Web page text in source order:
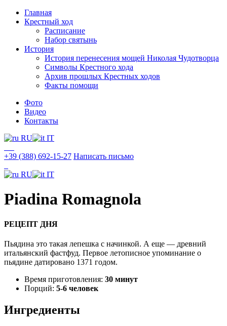
Главная
Крестный ход
Расписание
Набор святынь
История
История перенесения мощей Николая Чудотворца
Символы Крестного хода
Архив прошлых Крестных ходов
Факты помощи
Фото
Видео
Контакты
RU
IT
+39 (388) 692-15-27 Написать письмо
RU IT
Piadina Romagnola
РЕЦЕПТ ДНЯ
Пьядина это такая лепешка с начинкой. А еще — древний
итальянский фастфуд. Первое летописное упоминание о
пьядине датировано 1371 годом.
Время приготовления: 30 минут
Порций: 5-6 человек
Ингредиенты